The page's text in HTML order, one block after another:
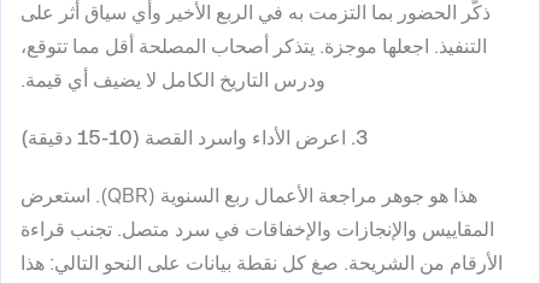
ذكّر الحضور بما التزمت به في الربع الأخير وأي سياق أثر على
التنفيذ. اجعلها موجزة. يتذكر أصحاب المصلحة أقل مما تتوقع،
ودرس التاريخ الكامل لا يضيف أي قيمة.
3. اعرض الأداء واسرد القصة (10-15 دقيقة)
هذا هو جوهر مراجعة الأعمال ربع السنوية (QBR). استعرض
المقاييس والإنجازات والإخفاقات في سرد متصل. تجنب قراءة
الأرقام من الشريحة. صغ كل نقطة بيانات على النحو التالي: هذا